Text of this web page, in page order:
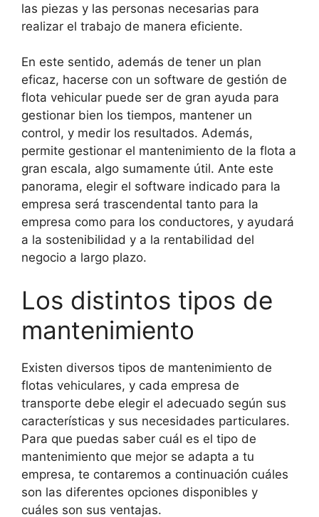
las piezas y las personas necesarias para
realizar el trabajo de manera eficiente.
En este sentido, además de tener un plan
eficaz, hacerse con un software de gestión de
flota vehicular puede ser de gran ayuda para
gestionar bien los tiempos, mantener un
control, y medir los resultados. Además,
permite gestionar el mantenimiento de la flota a
gran escala, algo sumamente útil. Ante este
panorama, elegir el software indicado para la
empresa será trascendental tanto para la
empresa como para los conductores, y ayudará
a la sostenibilidad y a la rentabilidad del
negocio a largo plazo.
Los distintos tipos de
mantenimiento
Existen diversos tipos de mantenimiento de
flotas vehiculares, y cada empresa de
transporte debe elegir el adecuado según sus
características y sus necesidades particulares.
Para que puedas saber cuál es el tipo de
mantenimiento que mejor se adapta a tu
empresa, te contaremos a continuación cuáles
son las diferentes opciones disponibles y
cuáles son sus ventajas.